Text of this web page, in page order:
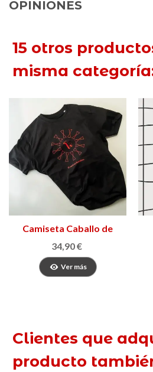
OPINIONES
15 otros
misma
Camiseta Caballo de
Barcelona
34,90 €
Ver más
Clientes que
producto